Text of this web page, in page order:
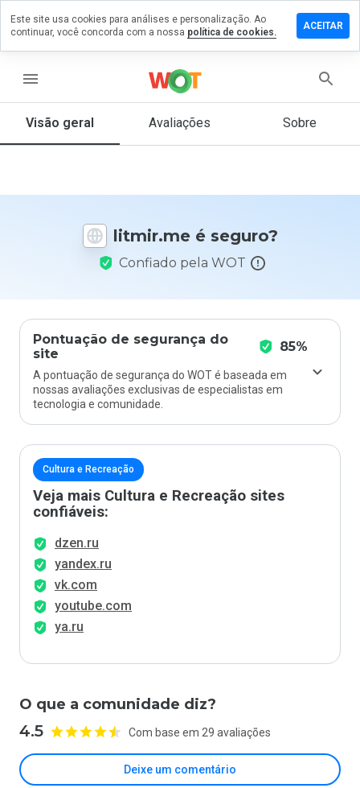
menu
Visão geral Avaliações Sobre
litmir.me é seguro?
Confiado pela WOT
Pontuação de segurança do
site
85%
A pontuação de segurança do WOT é baseada em
nossas avaliações exclusivas de especialistas em
tecnologia e comunidade.
Cultura e Recreação
Veja mais Cultura e Recreação sites
confiáveis:
dzen.ru
yandex.ru
vk.com
youtube.com
ya.ru
O que a comunidade diz?
4.5 Com base em 29 avaliações
Deixe um comentário
um
que
Este site usa cookies para análises e personalização. Ao
continuar, você concorda com a nossa política de cookies.
ACEITAR